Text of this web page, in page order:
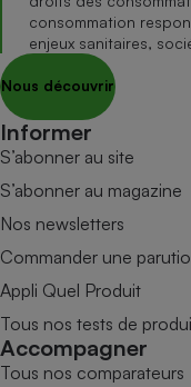
consommation
enjeux sanitaires,
Nous découvrir
Informer
S’abonner au site
S’abonner au magazine
Nos newsletters
Commander une
Appli Quel Produit
Tous nos tests de
Accompagner
Tous nos comparateurs